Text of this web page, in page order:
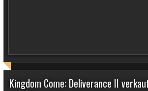
Kingdom Come: Deliverance II